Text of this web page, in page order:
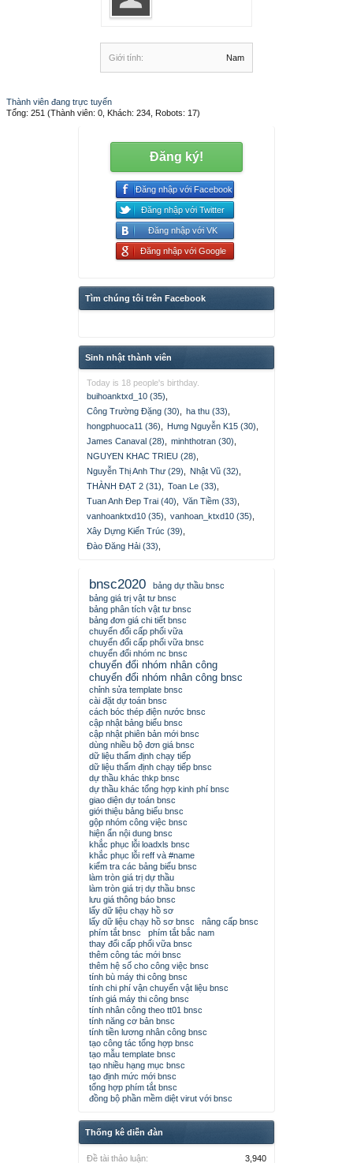
Giới tính: Nam
Thành viên đang trực tuyến
Tổng: 251 (Thành viên: 0, Khách: 234, Robots: 17)
Đăng ký!
Đăng nhập với Facebook
Đăng nhập với Twitter
Đăng nhập với VK
Đăng nhập với Google
Tìm chúng tôi trên Facebook
Sinh nhật thành viên
Today is 18 people's birthday.
buihoanktxd_10 (35)
Công Trường Đặng (30)
ha thu (33)
hongphuoca11 (36)
Hưng Nguyễn K15 (30)
James Canaval (28)
minhthotran (30)
NGUYEN KHAC TRIEU (28)
Nguyễn Thị Anh Thư (29)
Nhật Vũ (32)
THÀNH ĐẠT 2 (31)
Toan Le (33)
Tuan Anh Đep Trai (40)
Văn Tiềm (33)
vanhoanktxd10 (35)
vanhoan_ktxd10 (35)
Xây Dựng Kiến Trúc (39)
Đào Đăng Hải (33)
bnsc2020
bảng dự thầu bnsc
bảng giá trị vật tư bnsc
bảng phân tích vật tư bnsc
bảng đơn giá chi tiết bnsc
chuyển đổi cấp phối vữa
chuyển đổi cấp phối vữa bnsc
chuyển đổi nhóm nc bnsc
chuyển đổi nhóm nhân công
chuyển đổi nhóm nhân công bnsc
chỉnh sửa template bnsc
cài đặt dự toán bnsc
cách bóc thép điện nước bnsc
cập nhật bảng biểu bnsc
cập nhật phiên bản mới bnsc
dùng nhiều bộ đơn giá bnsc
dữ liệu thẩm định chạy tiếp
dữ liệu thẩm định chạy tiếp bnsc
dự thầu khác thkp bnsc
dự thầu khác tổng hợp kinh phí bnsc
giao diện dự toán bnsc
giới thiệu bảng biểu bnsc
gộp nhóm công việc bnsc
hiện ẩn nội dung bnsc
khắc phục lỗi loadxls bnsc
khắc phục lỗi reff và #name
kiểm tra các bảng biểu bnsc
làm tròn giá trị dự thầu
làm tròn giá trị dự thầu bnsc
lưu giá thông báo bnsc
lấy dữ liệu chạy hồ sơ
lấy dữ liệu chạy hồ sơ bnsc
nâng cấp bnsc
phím tắt bnsc
phím tắt bắc nam
thay đổi cấp phối vữa bnsc
thêm công tác mới bnsc
thêm hệ số cho công việc bnsc
tính bù máy thi công bnsc
tính chi phí vận chuyển vật liệu bnsc
tính giá máy thi công bnsc
tính nhân công theo tt01 bnsc
tính năng cơ bản bnsc
tính tiền lương nhân công bnsc
tạo công tác tổng hợp bnsc
tạo mẫu template bnsc
tạo nhiều hạng mục bnsc
tạo định mức mới bnsc
tổng hợp phím tắt bnsc
đồng bộ phần mềm diệt virut với bnsc
Thống kê diễn đàn
Đề tài thảo luận: 3,940